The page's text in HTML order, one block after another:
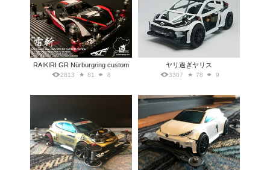
RAIKIRI GR Nürburgring custom
2813 81 8
ヤリ過ぎヤリス
3307 78 9